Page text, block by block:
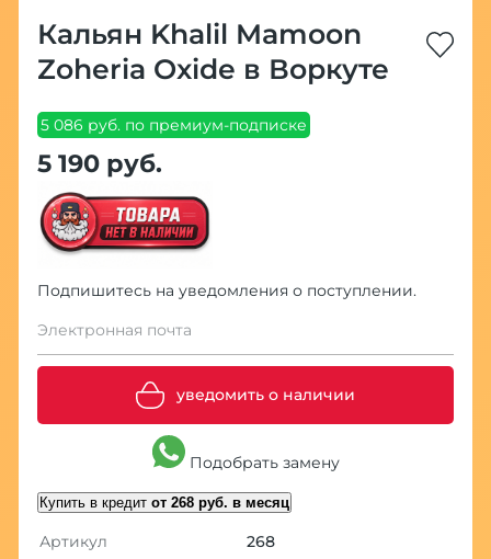
Кальян Khalil Mamoon
Zoheria Oxide в Воркуте
5 086 руб. по премиум-подписке
5 190 руб.
Подпишитесь на уведомления о поступлении.
Электронная почта
уведомить о наличии
Подобрать замену
Купить в кредит от 268 руб. в месяц
Артикул
268